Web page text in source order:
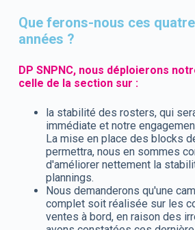
Que ferons-nous ces
années ?
DP SNPNC, nous déploierons
celle de la section sur :
la stabilité des rosters, qui
immédiate et notre
La mise en place des blocks
permettra, nous en sommes
d'améliorer nettement la
plannings.
Nous demanderons qu'une
complet soit réalisée sur les
ventes à bord, en raison des